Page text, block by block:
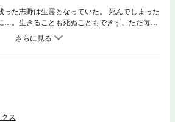
った志野は生霊となっていた。 死んでしまった
…。生きることも死ぬこともできず、ただ毎日
がある日涼という少年に出会う。 自分を怖がら
涼に心を溶かされそうになる志野だがそれを知
まり…志野・涼・北斗の想いのその先は…？ 学
最深の三角関係。
ス